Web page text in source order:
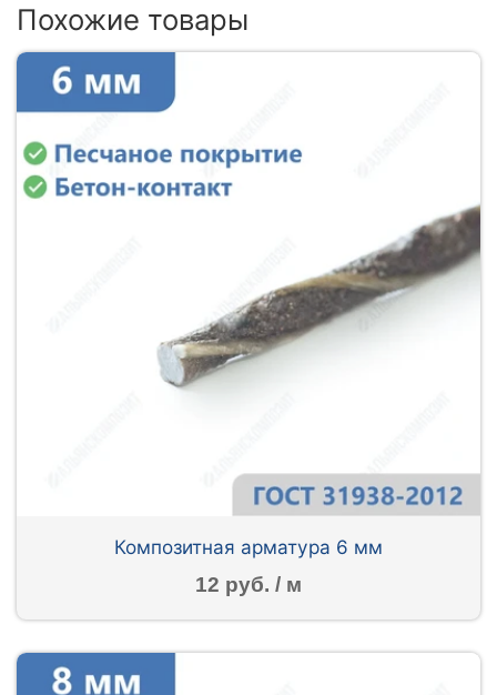
Похожие товары
Композитная арматура 6 мм
12 руб. / м